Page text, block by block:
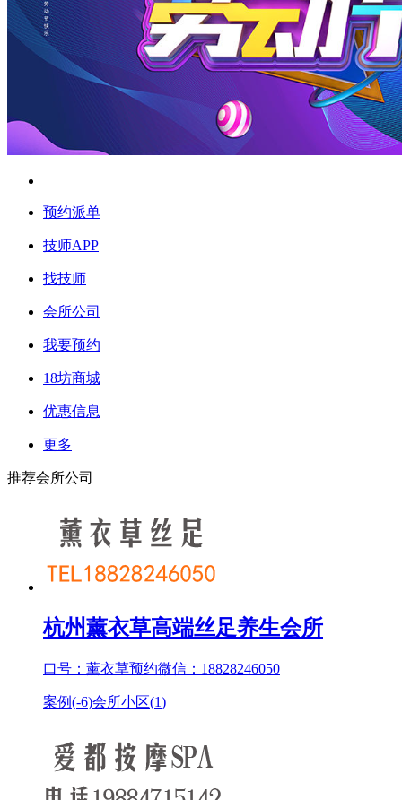
预约派单
技师APP
找技师
会所公司
我要预约
18坊商城
优惠信息
更多
推荐会所公司
杭州薰衣草高端丝足养生会所
口号：薰衣草预约微信：18828246050
案例(-6)会所小区(1)